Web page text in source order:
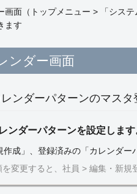
画面（トップメニュー > 「シス
ます
ンダー画面
ンダーパターンのマスタ
ンダーパターンを設定します
作成」、登録済みの「カレンダー
変更すると、社員 > 編集・新規